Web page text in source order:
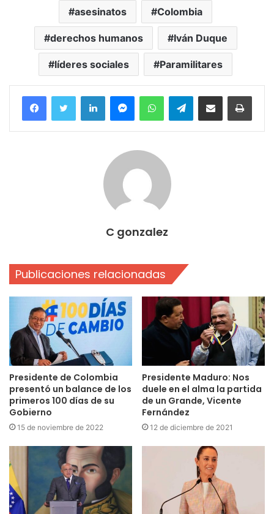
asesinatos Colombia
derechos humanos Iván Duque
líderes sociales Paramilitares
FacebookTwitter LinkedInMessengerWhatsAppTelegramCompartir por correo electrónico
C gonzalez
Publicaciones relacionadas
Presidente de Colombia
presentó un balance de los
primeros 100 días de su
Gobierno
15 de noviembre de 2022
Presidente Maduro: Nos
duele en el alma la partida
de un Grande, Vicente
Fernández
12 de diciembre de 2021